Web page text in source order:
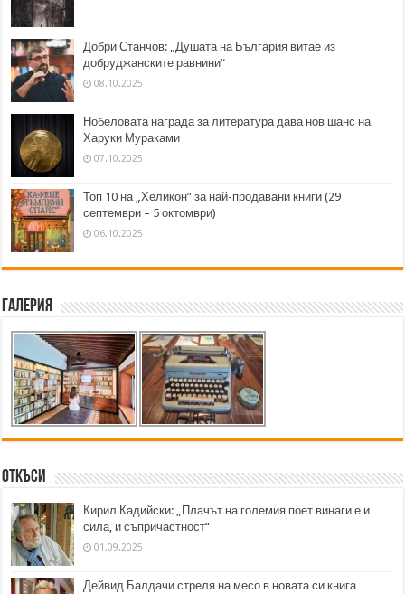
Добри Станчов: „Душата на България витае из
добруджанските равнини“
08.10.2025
Нобеловата награда за литература дава нов шанс на
Харуки Мураками
07.10.2025
Топ 10 на „Хеликон” за най-продавани книги (29
септември – 5 октомври)
06.10.2025
Галерия
Откъси
Кирил Кадийски: „Плачът на големия поет винаги е и
сила, и съпричастност“
01.09.2025
Дейвид Балдачи стреля на месо в новата си книга